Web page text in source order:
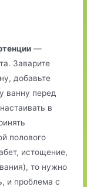
—
Заварите
добавьте
ванну перед
в
полового
истощение,
то нужно
и проблема с